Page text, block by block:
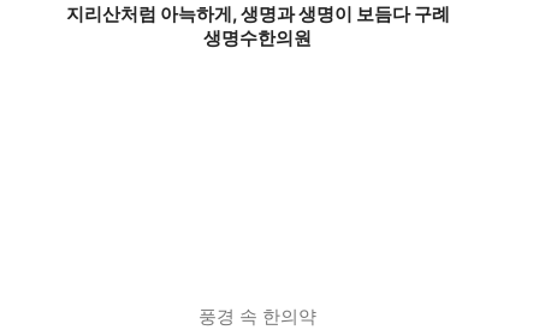
지리산처럼 아늑하게, 생명과 생명이 보듬다 구례
생명수한의원
풍경 속 한의약